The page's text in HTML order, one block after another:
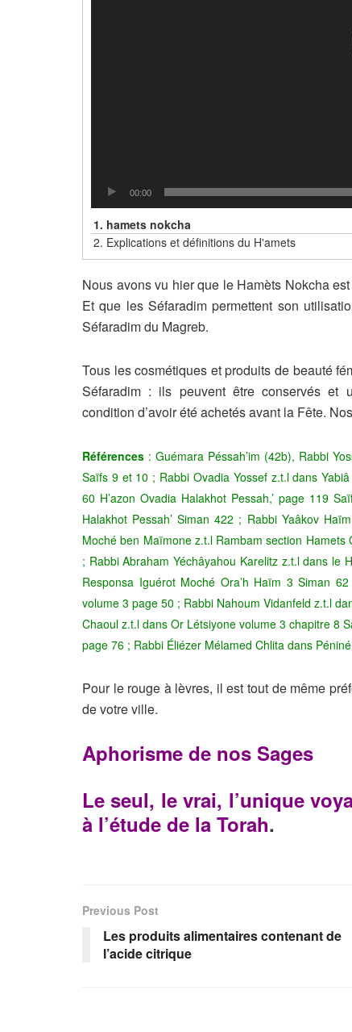
00:00
1. hamets nokcha
2. Explications et définitions du H'amets
Nous avons vu hier que le Hamèts Nokcha
Et que les Séfaradim permettent son
Séfaradim du Magreb.
Tous les cosmétiques et produits de beauté
Séfaradim : ils peuvent être conservés et
condition d’avoir été achetés avant la Fête.
Références : Guémara Péssah’im (42b), Rabbi
Saïfs 9 et 10 ; Rabbi Ovadia Yossef z.t.l dans
60 H’azon Ovadia Halakhot Pessah,’ page 119
Halakhot Pessah’ Siman 422 ; Rabbi Yaâkov
Moché ben Maïmone z.t.l Rambam section
; Rabbi Abraham Yéchâyahou Karelitz z.t.l dans le
Responsa Iguérot Moché Ora’h Haïm 3 Siman
volume 3 page 50 ; Rabbi Nahoum Vidanfeld z.t.l
Chaoul z.t.l dans Or Létsiyone volume 3 chapitre 8
page 76 ; Rabbi Éliézer Mélamed Chlita dans
Pour le rouge à lèvres, il est tout de même
de votre ville.
Aphorisme de nos Sages
Le seul, le vrai, l’unique
à l’étude de la Torah.
Previous Post
Les produits alimentaires contenant de
l’acide citrique